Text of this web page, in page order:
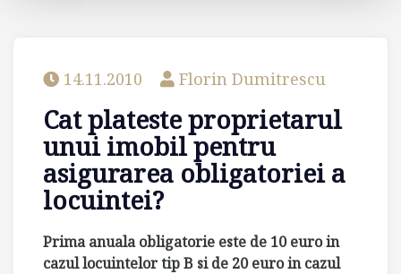
14.11.2010 Florin Dumitrescu
Cat plateste proprietarul
unui imobil pentru
asigurarea obligatoriei a
locuintei?
Prima anuala obligatorie este de 10 euro in
cazul locuintelor tip B si de 20 euro in cazul